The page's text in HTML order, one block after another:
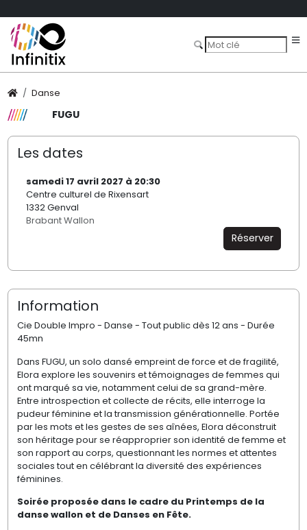
Danse
FUGU
Les dates
samedi 17 avril 2027 à 20:30
Centre culturel de Rixensart
1332 Genval
Brabant Wallon
Réserver
Information
Cie Double Impro - Danse - Tout public dès 12 ans - Durée
45mn
Dans FUGU, un solo dansé empreint de force et de fragilité,
Elora explore les souvenirs et témoignages de femmes qui
ont marqué sa vie, notamment celui de sa grand-mère.
Entre introspection et collecte de récits, elle interroge la
pudeur féminine et la transmission générationnelle. Portée
par les mots et les gestes de ses aînées, Elora déconstruit
son héritage pour se réapproprier son identité de femme et
son rapport au corps, questionnant les normes et attentes
sociales tout en célébrant la diversité des expériences
féminines.
Soirée proposée dans le cadre du Printemps de la
danse wallon et de Danses en Fête.